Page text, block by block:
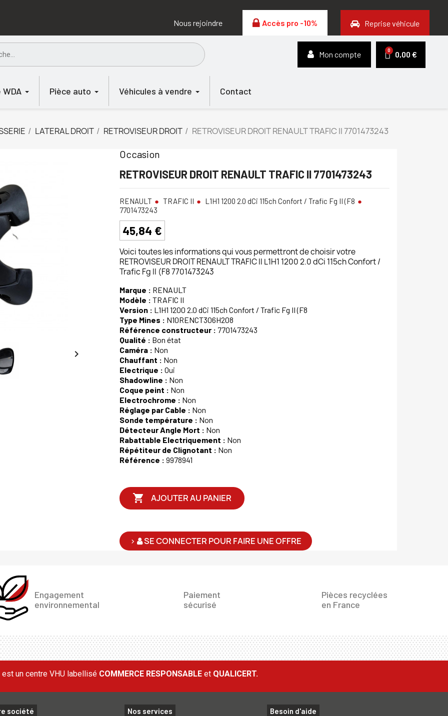
Nous rejoindre Accès pro -10% Reprise véhicule
Mon compte 0,00 €
WDA Pièce auto Véhicules à vendre Contact
LATERAL DROIT RETROVISEUR DROIT RETROVISEUR DROIT RENAULT TRAFIC II 7701473243

Occasion
RETROVISEUR DROIT RENAULT TRAFIC II 7701473243
RENAULT TRAFIC II
L1H1 1200 2.0 dCi 115ch Confort / Trafic Fg II (F8
7701473243
45,84 €
Voici toutes les informations qui vous permettront de choisir votre
RETROVISEUR DROIT RENAULT TRAFIC II L1H1 1200 2.0 dCi 115ch Confort /
Trafic Fg II (F8 7701473243
Marque : RENAULT
Modèle : TRAFIC II
Version : L1H1 1200 2.0 dCi 115ch Confort / Trafic Fg II (F8
Type Mines : N10RENCT306H208
Référence constructeur : 7701473243
Qualité : Bon état
Caméra : Non
Chauffant : Non
Electrique : Oui
Shadowline : Non
Coque peint : Non
Electrochrome : Non
Réglage par Cable : Non
Sonde température : Non
Détecteur Angle Mort : Non
Rabattable Electriquement : Non
Répétiteur de Clignotant : Non
Référence : 9978941
 AJOUTER AU PANIER
> SE CONNECTER POUR FAIRE UNE OFFRE
Engagement
environnemental
Paiement
sécurisé
Pièces recyclées
en France
est un centre VHU labellisé COMMERCE RESPONSABLE et QUALICERT.
société
Nos services
Besoin d'aide